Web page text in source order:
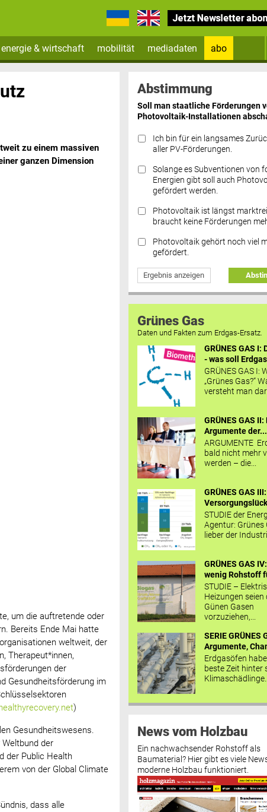
energie & wirtschaft mobilität mediadaten
abo
Datenschutz FAQs
zu einem massiven
ganzen Dimension
um die auftretende oder
Bereits Ende Mai hatte
weltweit, der
Therapeut*innen,
der
Gesundheitsförderung im
)
Gesundheitswesens.
der
der Public Health
von der Global Climate
dass alle
Abstimmung
Soll man staatliche Förderungen
Photovoltaik-Installationen
Ich bin für ein langsames
aller PV-Förderungen.
Solange es Subventionen von
Energien gibt soll auch
gefördert werden.
Photovoltaik ist längst
braucht keine Förderungen
Photovoltaik gehört noch viel
gefördert.
Ergebnis anzeigen
Grünes Gas
Daten und Fakten zum Erdgas-Ersatz.
GRÜNES GAS
- was soll
GRÜNES GAS I:
„Grünes Gas?“
versteht man
GRÜNES GAS II:
Argumente der...
ARGUMENTE
bald nicht mehr
werden – die...
GRÜNES GAS
STUDIE der
Agentur: Grünes
lieber der
GRÜNES GAS
wenig Rohstoff
STUDIE –
Heizungen seien
Günen Gasen
vorzuziehen,...
SERIE GRÜNES
Argumente,
Erdgasöfen
beste Zeit hinter
Klimaschädlinge...
News vom Holzbau
Ein nachwachsender Rohstoff als
Baumaterial? Hier gibt es viele
moderne Holzbau funktioniert.